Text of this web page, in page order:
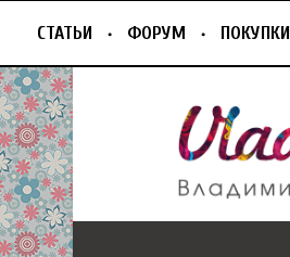
СТАТЬИ ФОРУМ ПОКУПКИ